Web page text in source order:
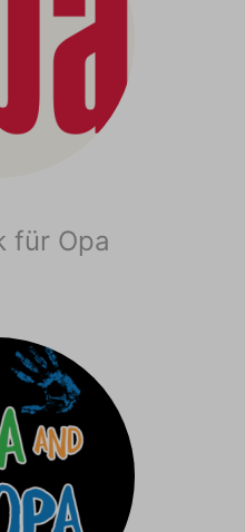
für Opa